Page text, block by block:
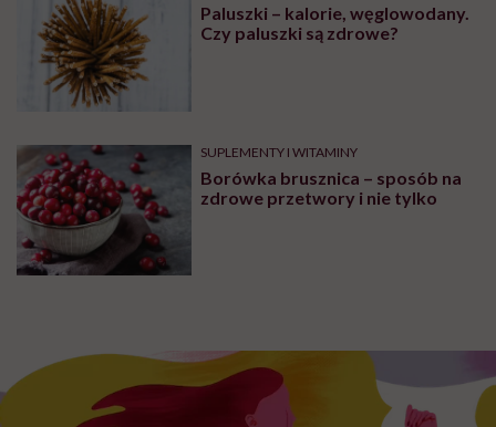
Paluszki – kalorie, węglowodany.
Czy paluszki są zdrowe?
SUPLEMENTY I WITAMINY
Borówka brusznica – sposób na
zdrowe przetwory i nie tylko